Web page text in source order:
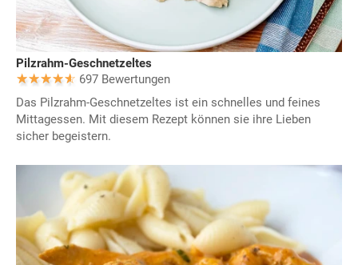
Pilzrahm-Geschnetzeltes
697 Bewertungen
Das Pilzrahm-Geschnetzeltes ist ein schnelles und feines
Mittagessen. Mit diesem Rezept können sie ihre Lieben
sicher begeistern.